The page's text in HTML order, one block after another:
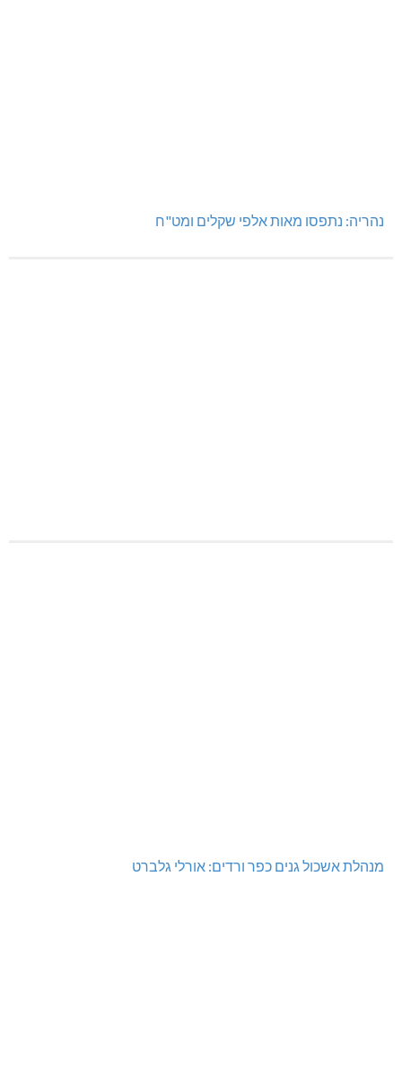
נהריה: נתפסו מאות אלפי שקלים ומט"ח
מנהלת אשכול גנים כפר ורדים: אורלי גלברט